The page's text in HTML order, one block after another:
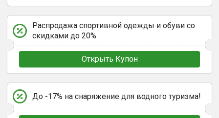
Распродажа спортивной одежды и обуви со
скидками до 20%
Открыть Купон
До -17% на снаряжение для водного туризма!